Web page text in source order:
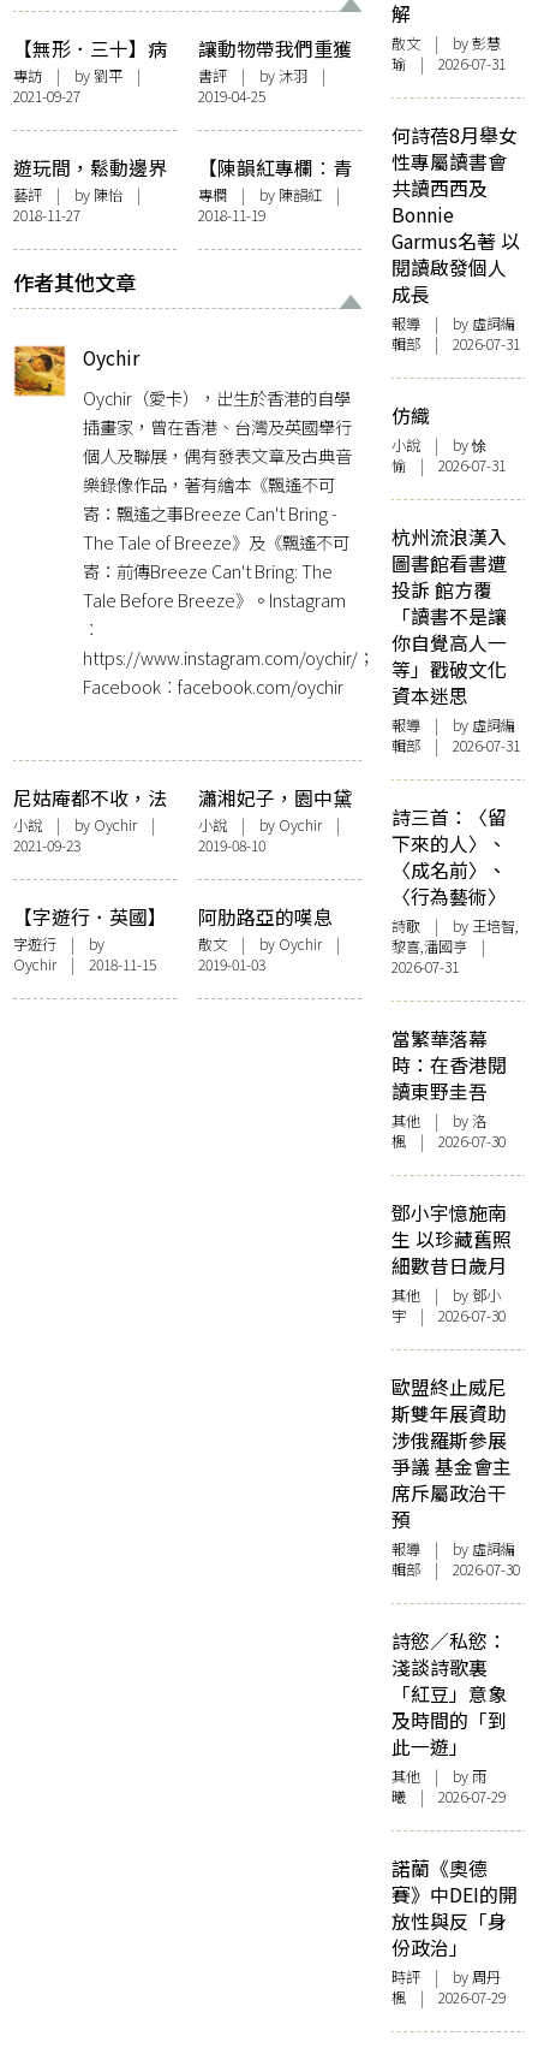
【無形．三十】病
態城市，慎密寫實
——專訪張婉雯
專訪 | by劉平 |
2021-09-27
讓動物帶我們重獲
希望——讀吳明益
《苦雨之地》
書評| by沐羽|
2019-04-25
遊玩間，鬆動邊界
——「像是動物園
（二）」
藝評 | by 陳怡 |
2018-11-27
【陳韻紅專欄︰青
海波文香】失語動
物群
專欄| by 陳韻紅|
2018-11-19
作者其他文章
Oychir
Oychir（愛卡），出生於香港的自學
插畫家，曾在香港、台灣及英國舉行
個人及聯展，偶有發表文章及古典音
樂錄像作品，著有繪本《飄遙不可
寄：飄遙之事Breeze Can't Bring -
The Tale of Breeze》及《飄遙不可
寄：前傳Breeze Can't Bring: The
Tale Before Breeze》。Instagram
︰
https://www.instagram.com/oychir/；
Facebook︰facebook.com/oychir
尼姑庵都不收，法
號妙玉的金錢龜
小說 | by Oychir|
2021-09-23
瀟湘妃子，園中黛
玉
小說| by Oychir|
2019-08-10
【字遊行．英國】
在英國名著裡發現
賈寶玉
字遊行 | by
Oychir| 2018-11-15
阿肋路亞的嘆息
散文| by Oychir|
2019-01-03
解
散文 | by 彭慧
瑜 | 2026-07-31
何詩蓓8月舉女
性專屬讀書會
共讀西西及
Bonnie
Garmus名著 以
閱讀啟發個人
成長
報導 | by 虛詞編
輯部 | 2026-07-31
仿織
小說 | by 悇
愉 | 2026-07-31
杭州流浪漢入
圖書館看書遭
投訴 館方覆
「讀書不是讓
你自覺高人一
等」戳破文化
資本迷思
報導 | by 虛詞編
輯部 | 2026-07-31
詩三首：〈留
下來的人〉、
〈成名前〉、
〈行為藝術〉
詩歌 | by 王培智,
黎喜,潘國亨 |
2026-07-31
當繁華落幕
時：在香港閱
讀東野圭吾
其他 | by洛
楓 | 2026-07-30
鄧小宇憶施南
生 以珍藏舊照
細數昔日歲月
其他 | by 鄧小
宇 | 2026-07-30
歐盟終止威尼
斯雙年展資助
涉俄羅斯參展
爭議 基金會主
席斥屬政治干
預
報導 | by 虛詞編
輯部 | 2026-07-30
詩慾／私慾：
淺談詩歌裏
「紅豆」意象
及時間的「到
此一遊」
其他 | by 雨
曦 | 2026-07-29
諾蘭《奧德
賽》中DEI的開
放性與反「身
份政治」
時評 | by周丹
楓 | 2026-07-29